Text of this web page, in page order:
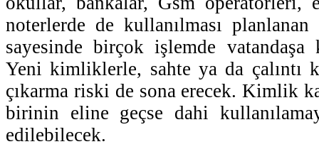
noterlerde de kullanılması
sayesinde birçok işlemde vatandaşa
Yeni kimliklerle, sahte ya da çalıntı
çıkarma riski de sona erecek. Kimlik
birinin eline geçse dahi
edilebilecek.